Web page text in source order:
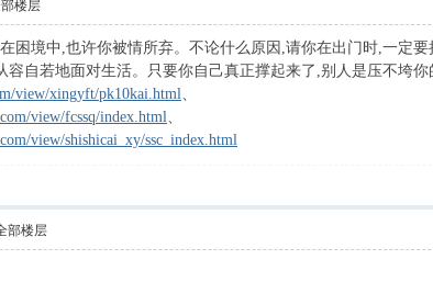
楼层
困境中,也许你被情所弃。不论什么原因,请你在出门时,一定
自若地面对生活。只要你自己真正撑起来了,别人是压不垮你
view/xingyft/pk10kai.html、
view/fcssq/index.html、
view/shishicai_xy/ssc_index.html
部楼层